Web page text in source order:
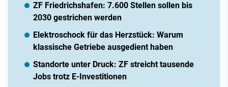
ZF Friedrichshafen: 7.600 Stellen sollen bis
2030 gestrichen werden
Elektroschock für das Herzstück: Warum
klassische Getriebe ausgedient haben
Standorte unter Druck: ZF streicht tausende
Jobs trotz E-Investitionen